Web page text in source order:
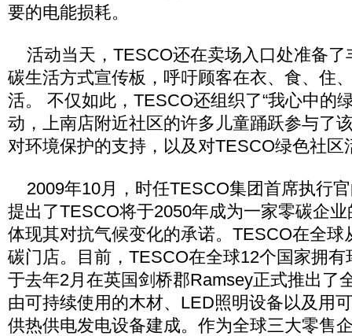
要的电能损耗。
活动当天，TESCO还在卖场入口处准备了
碳生活方式宣传板，呼吁顾客在衣、食、住
活。 不仅如此，TESCO还组织了“我心中的
动，上南店附近社区的许多儿童踊跃参与了
对环境保护的支持，以及对TESCO绿色社区
2009年10月，时任TESCO集团首席执行
提出了TESCO将于2050年成为一家零碳企
体现其对抗气候变化的承诺。TESCO在全球
碳门店。目前，TESCO在全球12个国家拥
于去年2月在英国剑桥郡Ramsey正式推出了
由可持续使用的木材、LED照明设备以及用
供热供电发电设备建成。作为全球三大零售